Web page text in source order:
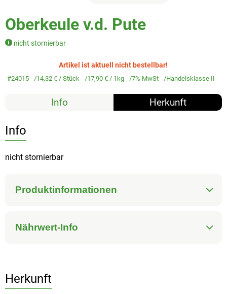
Backwaren
Trockensortiment
Großgebinde
Oberkeule v.d. Pute
nicht stornierbar
Artikel ist aktuell nicht bestellbar!
#24015 14,32 € / Stück 17,90 € / 1kg 7% MwSt Handelsklasse II
Info Herkunft
Info
nicht stornierbar
Produktinformationen
Nährwert-Info
Herkunft